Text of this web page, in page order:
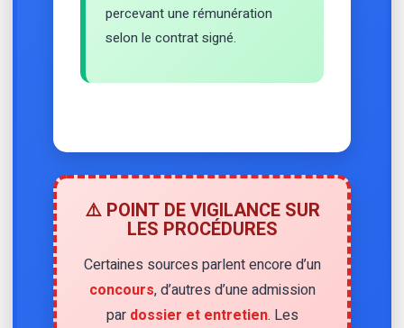
percevant une rémunération
selon le contrat signé.
⚠️ POINT DE VIGILANCE SUR
LES PROCÉDURES
Certaines sources parlent encore d’un
concours, d’autres d’une admission
par dossier et entretien. Les